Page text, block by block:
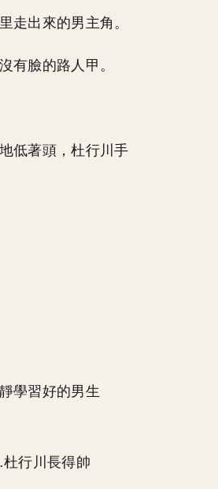
走出來的男主角。
有臉的路人甲。
低著頭，杜行川手
學習好的男生
行川長得帥